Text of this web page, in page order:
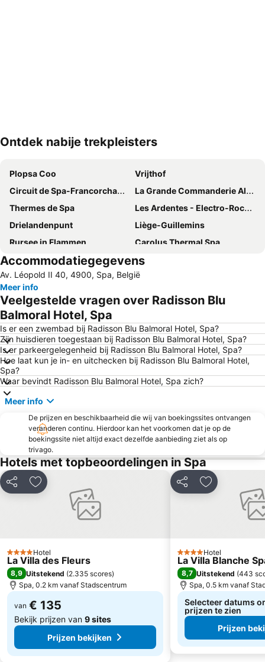
Kaart uitvouwen
Ontdek nabije trekpleisters
Plopsa Coo
Vrijthof
Circuit de Spa-Francorchamps
La Grande Commanderie Alden Biesen
Thermes de Spa
Les Ardentes - Electro-Rock Music Festival
Drielandenpunt
Liège-Guillemins
Rursee in Flammen
Carolus Thermal Spa
Station Maastricht
Eifel National Park
Barrage et Lac de Nisramont
Dom van Aken
Banneux Notre-Dame
MECC
Aachen Central Railway Station
Place Saint-Lambert
Mondoverde
City Centre
Barrage de la Gileppe
Monde Sauvage Safari Parc
L'Abbaye du Val Dieu
Marché de Noël d'Aix-la-Chapelle
Centre Nature Botrange
Wintersportparadijs SnowWorld Landgraaf
GaiaZOO
Grandhan
Liege Airport
Geusselt Stadium
Vogelsang IP
CHIO Equestrian Stadium
Burg Monschau
Holland Casino Valkenburg
Mont Mosan
Kasteel van Deulin
Chateau de Franchimont
Reinhardstein Castle
Maastricht Grotten
Le Labyrinthe
City-tour met de stadstram
La Cathédrale Saint Paul de Liège
Accommodatiegegevens
Av. Léopold II 40, 4900, Spa, België
Meer info
Veelgestelde vragen over Radisson Blu
Balmoral Hotel, Spa
Is er een zwembad bij Radisson Blu Balmoral Hotel, Spa?
Zijn huisdieren toegestaan bij Radisson Blu Balmoral Hotel, Spa?
Is er parkeergelegenheid bij Radisson Blu Balmoral Hotel, Spa?
Hoe laat kun je in- en uitchecken bij Radisson Blu Balmoral Hotel,
Spa?
Waar bevindt Radisson Blu Balmoral Hotel, Spa zich?
Meer info
De prijzen en beschikbaarheid die wij van boekingssites ontvangen
veranderen continu. Hierdoor kan het voorkomen dat je op de
boekingssite niet altijd exact dezelfde aanbieding ziet als op
trivago.
Hotels met topbeoordelingen in Spa
Delen Toevoegen aan favorieten
4 SterrenHotel
La Villa des Fleurs
8,9 Uitstekend (2.335 scores)
Spa, 0.2 km vanaf Stadscentrum
van € 135
Bekijk prijzen van 9 sites
Prijzen bekijken
Delen Toevoegen
4 SterrenHotel
La Villa Blanche
8,7 Uitstekend (443
Spa, 0.5 km vanaf
Selecteer datums
prijzen te zien
Prijzen